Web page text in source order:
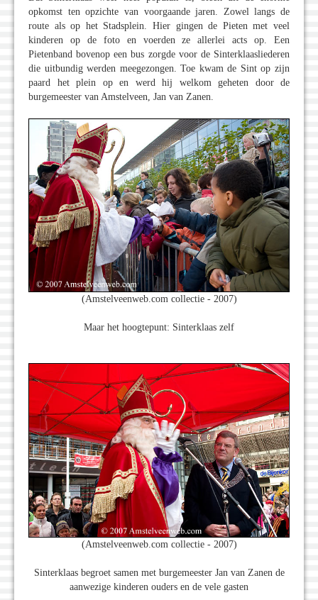
opkomst ten opzichte van voorgaande jaren. Zowel langs de
route als op het Stadsplein. Hier gingen de Pieten met veel
kinderen op de foto en voerden ze allerlei acts op. Een
Pietenband bovenop een bus zorgde voor de Sinterklaasliederen
die uitbundig werden meegezongen. Toe kwam de Sint op zijn
paard het plein op en werd hij welkom geheten door de
burgemeester van Amstelveen, Jan van Zanen.
(Amstelveenweb.com collectie - 2007)
Maar het hoogtepunt: Sinterklaas zelf
(Amstelveenweb.com collectie - 2007)
Sinterklaas begroet samen met burgemeester Jan van Zanen de
aanwezige kinderen ouders en de vele gasten